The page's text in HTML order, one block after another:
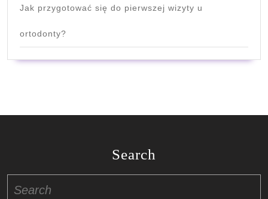
Jak przygotować się do pierwszej wizyty u
ortodonty?
Search
for: